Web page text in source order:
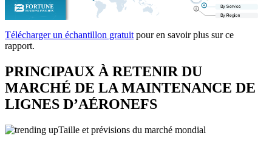
Télécharger un échantillon gratuit pour en savoir plus sur ce
rapport.
PRINCIPAUX À RETENIR DU
MARCHÉ DE LA MAINTENANCE DE
LIGNES D’AÉRONEFS
Taille et prévisions du marché mondial